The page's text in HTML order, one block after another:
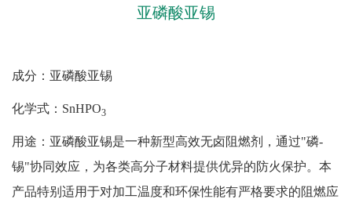
亚磷酸亚锡
成分：亚磷酸亚锡
化学式： SnHPO3
用途：亚磷酸亚锡是一种新型高效无卤阻燃剂，通过"磷-
锡"协同效应，为各类高分子材料提供优异的防火保护。本
产品特别适用于对加工温度和环保性能有严格要求的阻燃应